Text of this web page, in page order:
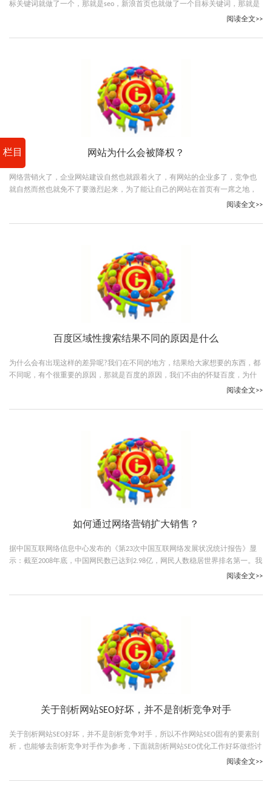
栏目
标关键词就做了一个，那就是seo，新浪首页也就做了一个目标关键词，那就是
阅读全文>>
网站为什么会被降权？
网络营销火了，企业网站建设自然也就跟着火了，有网站的企业多了，竞争也
就自然而然也就免不了要激烈起来，为了能让自己的网站在首页有一席之地，
阅读全文>>
百度区域性搜索结果不同的原因是什么
为什么会有出现这样的差异呢?我们在不同的地方，结果给大家想要的东西，都
不同呢，有个很重要的原因，那就是百度的原因，我们不由的怀疑百度，为什
阅读全文>>
如何通过网络营销扩大销售？
据中国互联网络信息中心发布的《第23次中国互联网络发展状况统计报告》显
示：截至2008年底，中国网民数已达到2.98亿，网民人数稳居世界排名第一。我
阅读全文>>
关于剖析网站SEO好坏，并不是剖析竞争对手
关于剖析网站SEO好坏，并不是剖析竞争对手，所以不作网站SEO固有的要素剖
析，也能够去剖析竞争对手作为参考，下面就剖析网站SEO优化工作好坏做些讨
阅读全文>>